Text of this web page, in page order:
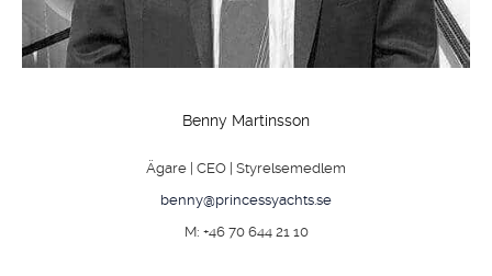
Benny Martinsson
Ägare | CEO | Styrelsemedlem
benny@princessyachts.se
M: +46 70 644 21 10